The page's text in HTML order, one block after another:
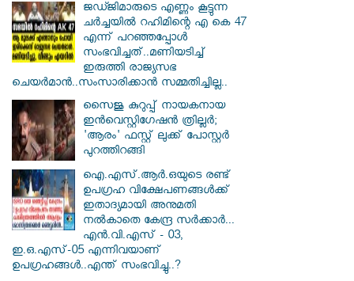
ജഡ്ജിമാരുടെ എണ്ണം കൂട്ടുന്ന
ചർച്ചയിൽ റഹിമിന്റെ എ കെ 47
എന്ന് പറഞ്ഞപ്പോൾ
സംഭവിച്ചത്..മണിയടിച്ച്
ഇരുത്തി രാജ്യസഭ
ചെയർമാൻ..സംസാരിക്കാൻ സമ്മതിച്ചില്ല..
സൈജു കുറുപ്പ് നായകനായ
ഇൻവെസ്റ്റിഗേഷൻ ത്രില്ലർ;
'ആരം' ഫസ്റ്റ് ലുക്ക് പോസ്റ്റർ
പുറത്തിറങ്ങി
ഐ.എസ്.ആർ.ഒയുടെ രണ്ട്
ഉപഗ്രഹ വിക്ഷേപണങ്ങൾക്ക്
ഇതാദ്യമായി അനുമതി
നൽകാതെ കേന്ദ്ര സർക്കാർ...
എൻ.വി.എസ് - 03,
ഇ.ഒ.എസ്-05 എന്നിവയാണ്
ഉപഗ്രഹങ്ങൾ..എന്ത് സംഭവിച്ചു..?